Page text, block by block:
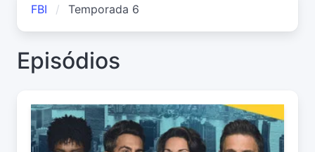
FBI Temporada 6
Episódios